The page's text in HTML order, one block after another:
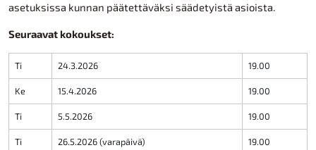
asetuksissa kunnan päätettäväksi säädetyistä asioista.
Seuraavat kokoukset:
Ti 24.3.2026 19.00
Ke 15.4.2026 19.00
Ti 5.5.2026 19.00
Ti 26.5.2026 (varapäivä) 19.00